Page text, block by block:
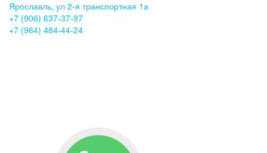
Ярославль, ул 2-я транспортная 1а
+7 (906) 637-37-97
+7 (964) 484-44-24